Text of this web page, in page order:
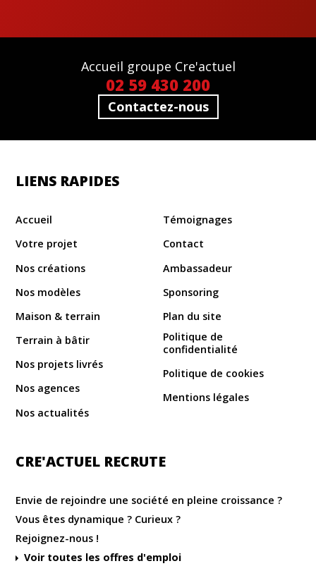
Accueil groupe Cre'actuel
02 59 430 200
Contactez-nous
LIENS RAPIDES
Accueil
Votre projet
Nos créations
Nos modèles
Maison & terrain
Terrain à bâtir
Nos projets livrés
Nos agences
Nos actualités
Témoignages
Contact
Ambassadeur
Sponsoring
Plan du site
Politique de
confidentialité
Politique de cookies
Mentions légales
CRE'ACTUEL RECRUTE
Envie de rejoindre une société en pleine croissance ?
Vous êtes dynamique ? Curieux ?
Rejoignez-nous !
Voir toutes les offres d'emploi